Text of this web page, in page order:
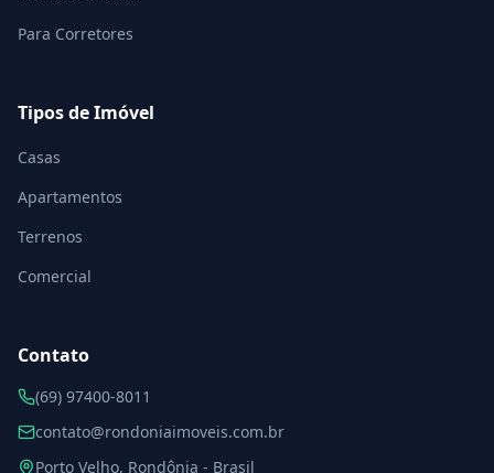
Para Corretores
Tipos de Imóvel
Casas
Apartamentos
Terrenos
Comercial
Contato
(69) 97400-8011
contato@rondoniaimoveis.com.br
Porto Velho, Rondônia - Brasil